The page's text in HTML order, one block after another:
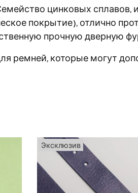
цинковых
покрытие), отлично
прочную дверную
ремней, которые могут
Эксклюзив